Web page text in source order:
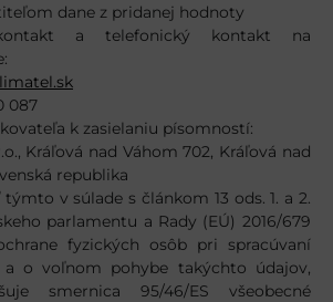
dane z pridanej hodnoty
a telefonický kontakt na
087
k zasielaniu písomností:
Kráľová nad Váhom 702, Kráľová nad
republika
týmto v súlade s článkom 13 ods. 1. a 2.
parlamentu a Rady (EÚ) 2016/679
fyzických osôb pri spracúvaní
a o voľnom pohybe takýchto údajov,
smernica 95/46/ES všeobecné